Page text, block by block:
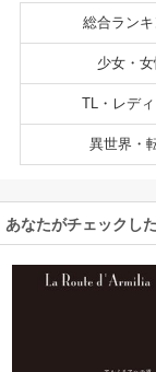
総合ラン
少女・女
TL・レディ
異世界・
あなたがチェックし